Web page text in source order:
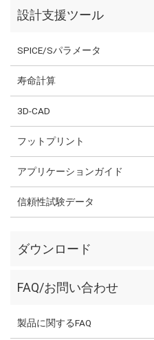
設計支援ツール
SPICE/Sパラメータ
寿命計算
3D-CAD
フットプリント
アプリケーションガイド
信頼性試験データ
ダウンロード
FAQ/お問い合わせ
製品に関するFAQ